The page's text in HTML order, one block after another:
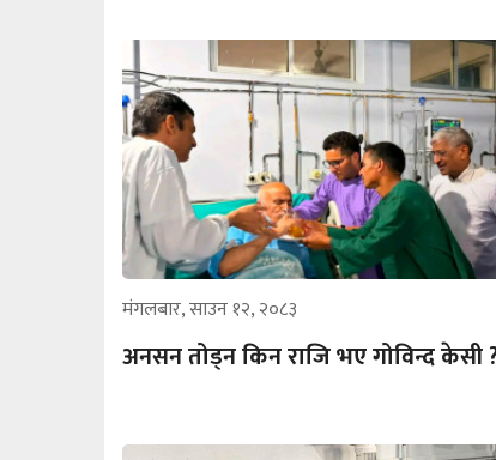
मंगलबार, साउन १२, २०८३
अनसन तोड्न किन राजि भए गोविन्द केसी